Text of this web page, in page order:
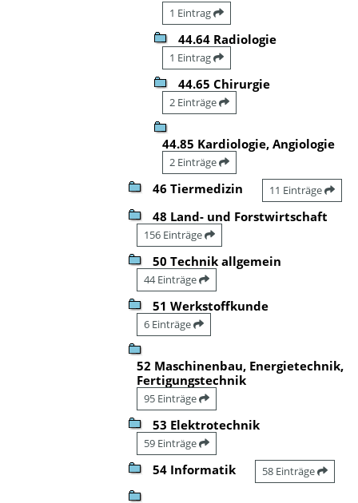
1 Eintrag
44.64 Radiologie
1 Eintrag
44.65 Chirurgie
2 Einträge
44.85 Kardiologie, Angiologie
2 Einträge
46 Tiermedizin 11 Einträge
48 Land- und Forstwirtschaft
156 Einträge
50 Technik allgemein
44 Einträge
51 Werkstoffkunde
6 Einträge
52 Maschinenbau, Energietechnik,
Fertigungstechnik
95 Einträge
53 Elektrotechnik
59 Einträge
54 Informatik 58 Einträge